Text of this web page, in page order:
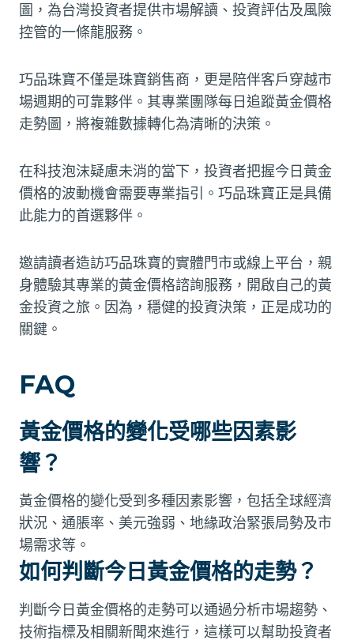
圖，為台灣投資者提供市場解讀、投資評估及風險
控管的一條龍服務。
巧品珠寶不僅是珠寶銷售商，更是陪伴客戶穿越市
場週期的可靠夥伴。其專業團隊每日追蹤黃金價格
走勢圖，將複雜數據轉化為清晰的決策。
在科技泡沫疑慮未消的當下，投資者把握今日黃金
價格的波動機會需要專業指引。巧品珠寶正是具備
此能力的首選夥伴。
邀請讀者造訪巧品珠寶的實體門市或線上平台，親
身體驗其專業的黃金價格諮詢服務，開啟自己的黃
金投資之旅。因為，穩健的投資決策，正是成功的
關鍵。
FAQ
黃金價格的變化受哪些因素影
響？
黃金價格的變化受到多種因素影響，包括全球經濟
狀況、通脹率、美元強弱、地緣政治緊張局勢及市
場需求等。
如何判斷今日黃金價格的走勢？
判斷今日黃金價格的走勢可以通過分析市場趨勢、
技術指標及相關新聞來進行，這樣可以幫助投資者